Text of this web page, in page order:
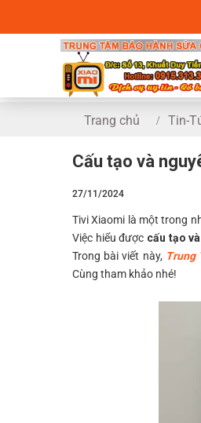
Trang chủ Tin-
Cấu tạo và
27/11/2024
Tivi Xiaomi là một trong
Việc hiểu được cấu tạo
Trong bài viết này, Trung
Cùng tham khảo nhé!